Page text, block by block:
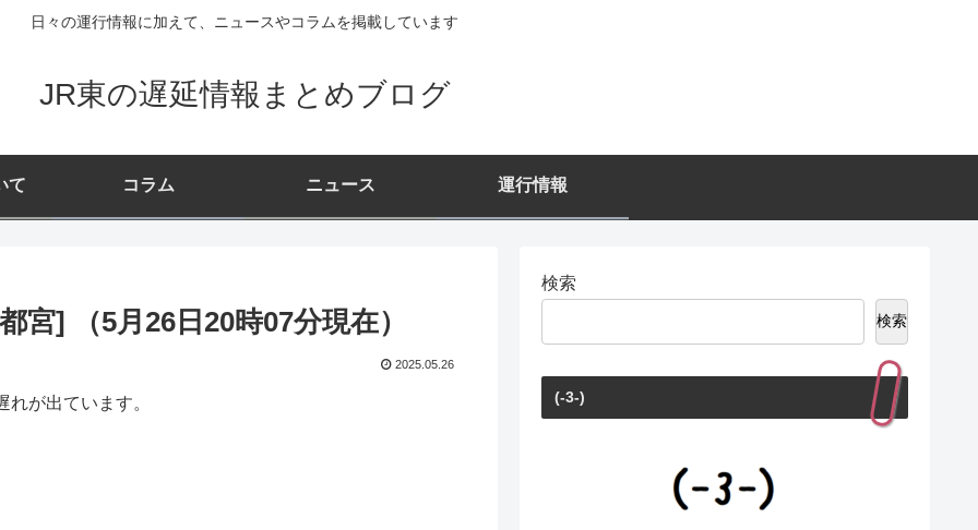
日々の運行情報に加えて、ニュースやコラムを掲載しています
JR東の遅延情報まとめブログ
て コラム ニュース 運行情報
宮] （5月26日20時07分現在）
2025.05.26
が出ています。
検索
検索
(-3-)